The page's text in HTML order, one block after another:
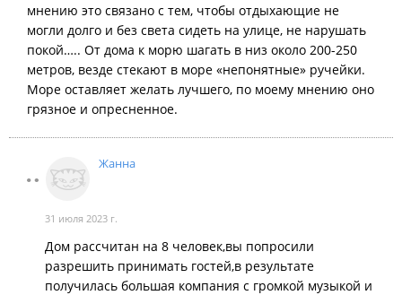
мнению это связано с тем, чтобы отдыхающие не
могли долго и без света сидеть на улице, не нарушать
покой….. От дома к морю шагать в низ около 200-250
метров, везде стекают в море «непонятные» ручейки.
Море оставляет желать лучшего, по моему мнению оно
грязное и опресненное.
Жанна
31 июля 2023 г.
Дом рассчитан на 8 человек,вы попросили
разрешить принимать гостей,в результате
получилась большая компания с громкой музыкой и